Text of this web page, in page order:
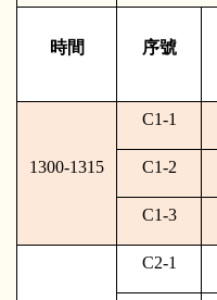
時間 序號
1300-1315
C1-1
C1-2
C1-3
C2-1